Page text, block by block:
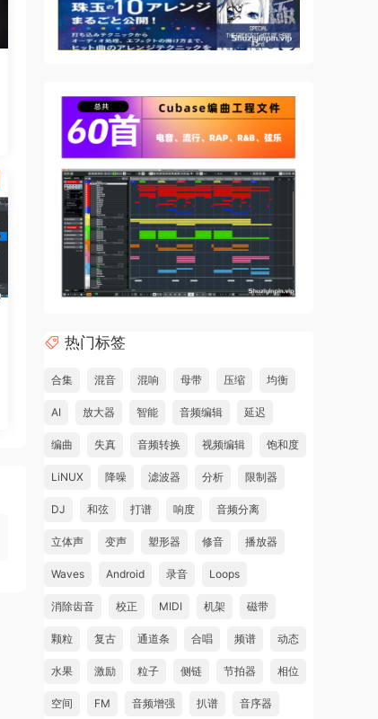
热门标签
合集 混音 混响 母带 压缩 均衡
AI 放大器 智能 音频编辑 延迟
编曲 失真 音频转换 视频编辑 饱和度
LiNUX 降噪 滤波器 分析 限制器
DJ 和弦 打谱 响度 音频分离
立体声 变声 塑形器 修音 播放器
Waves Android 录音 Loops
消除齿音 校正 MIDI 机架 磁带
颗粒 复古 通道条 合唱 频谱 动态
水果 激励 粒子 侧链 节拍器 相位
空间 FM 音频增强 扒谱 音序器